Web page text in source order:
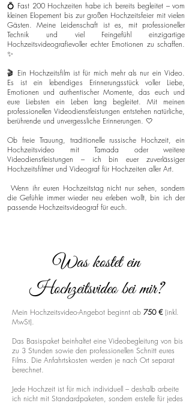
💍 Fast 200 Hochzeiten habe ich bereits begleitet – vom
kleinen Elopement bis zur großen Hochzeitsfeier mit vielen
Gästen. Meine Leidenschaft ist es, mit professioneller
Technik und viel Feingefühl einzigartige
Hochzeitsvideografievoller echter Emotionen zu schaffen.
✨
🎬 Ein Hochzeitsfilm ist für mich mehr als nur ein Video.
Es ist ein lebendiges Erinnerungsstück voller Liebe,
Emotionen und authentischer Momente, das euch und
eure Liebsten ein Leben lang begleitet. Mit meinen
professionellen Videodienstleistungen entstehen natürliche,
berührende und unvergessliche Erinnerungen. 🤍
Ob freie Trauung, traditionelle russische Hochzeit, ein
Hochzeitsvideo mit Tamada oder weitere
Videodienstleistungen – ich bin euer zuverlässiger
Hochzeitsfilmer und Videograf für Hochzeiten aller Art.
Wenn ihr euren Hochzeitstag nicht nur sehen, sondern
die Gefühle immer wieder neu erleben wollt, bin ich der
passende Hochzeitsvideograf für euch.
Was kostet ein
Hochzeitsvideo bei mir?
Mein Hochzeitsvideo-Angebot beginnt ab 750 € (inkl.
MwSt).
Das Basispaket beinhaltet eine Videobegleitung von bis
zu 3 Stunden sowie den professionellen Schnitt eures
Films. Die Anfahrtskosten werden je nach Ort separat
berechnet.
Jede Hochzeit ist für mich individuell – deshalb arbeite
ich nicht mit Standardpaketen, sondern erstelle für jedes